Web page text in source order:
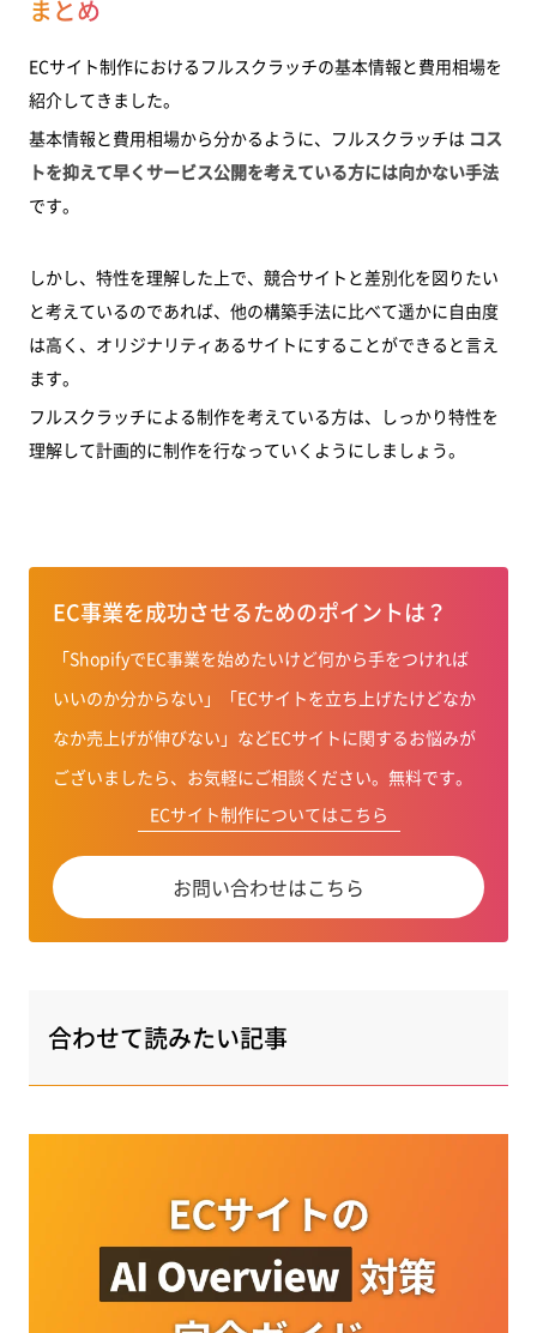
まとめ
ECサイト制作におけるフルスクラッチの基本情報と費用相場を
紹介してきました。
基本情報と費用相場から分かるように、フルスクラッチは コス
トを抑えて早くサービス公開を考えている方には向かない手法
です。
しかし、特性を理解した上で、競合サイトと差別化を図りたい
と考えているのであれば、他の構築手法に比べて遥かに自由度
は高く、オリジナリティあるサイトにすることができると言え
ます。
フルスクラッチによる制作を考えている方は、しっかり特性を
理解して計画的に制作を行なっていくようにしましょう。
EC事業を成功させるためのポイントは？
「ShopifyでEC事業を始めたいけど何から手をつければ
いいのか分からない」「ECサイトを立ち上げたけどなか
なか売上げが伸びない」などECサイトに関するお悩みが
ございましたら、お気軽にご相談ください。無料です。
ECサイト制作についてはこちら
お問い合わせはこちら
合わせて読みたい記事